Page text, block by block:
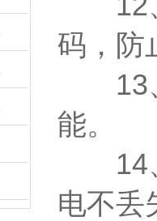
码，防
13、
能。
14、
电不丢